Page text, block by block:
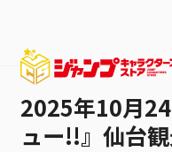
2025年10月
ュー!!』仙台